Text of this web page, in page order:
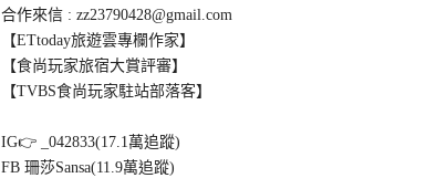
合作來信 :zz23790428@gmail.com
【ETtoday旅遊雲專欄作家】
【食尚玩家旅宿大賞評審】
【TVBS食尚玩家駐站部落客】
IG👉
_042833(17.1萬追蹤)
FB珊莎Sansa(11.9萬追蹤)